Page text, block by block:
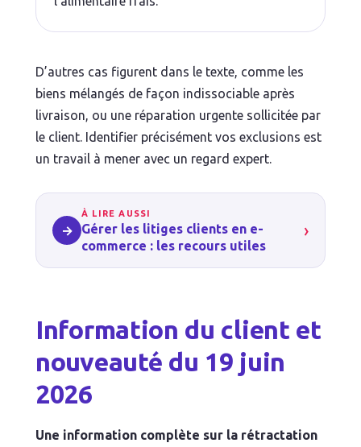
D’autres cas figurent dans le texte, comme les
biens mélangés de façon indissociable après
livraison, ou une réparation urgente sollicitée par
le client. Identifier précisément vos exclusions est
un travail à mener avec un regard expert.
→
À LIRE AUSSI
Gérer les litiges clients en e-
commerce : les recours utiles
›
Information du client et
nouveauté du 19 juin
2026
Une information complète sur la rétractation